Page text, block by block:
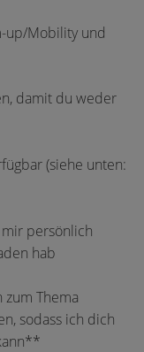
up/Mobility und
damit du weder
(siehe unten:
persönlich
hab
Thema
sodass ich dich
**